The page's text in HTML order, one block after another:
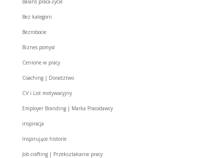
Bez kategorii
Bezrobocie
Biznes pomysł
Cenione w pracy
Coaching | Doradztwo
CV i List motywacyjny
Employer Branding | Marka Pracodawcy
inspiracja
Inspirujące historie
Job crafting | Przekształcanie pracy